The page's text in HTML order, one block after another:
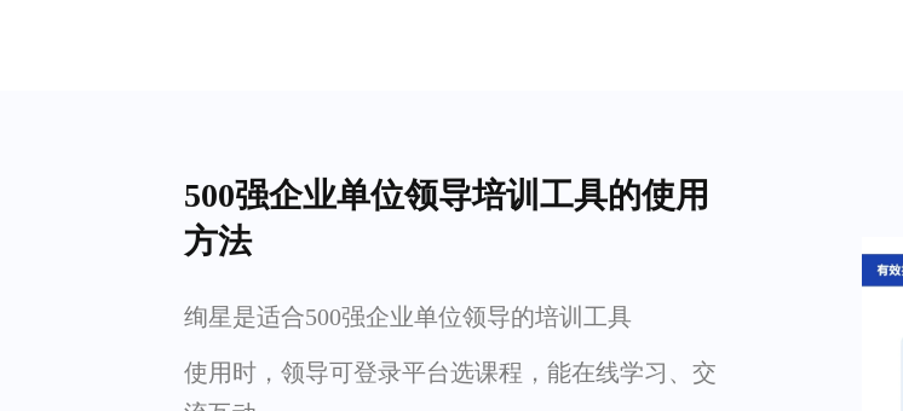
500强企业单位领导培训工具的使用
方法
绚星是适合500强企业单位领导的培训工具
使用时，领导可登录平台选课程，能在线学习、交